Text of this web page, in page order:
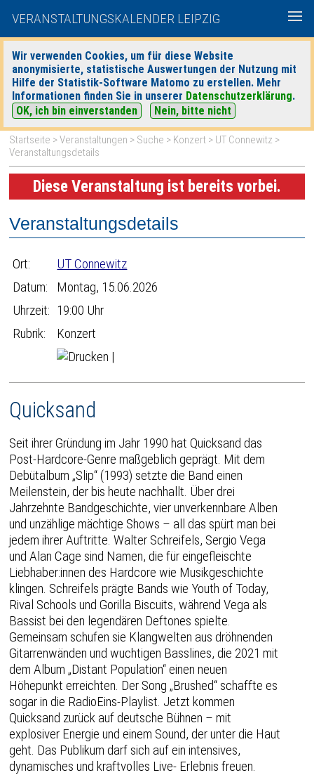
VERANSTALTUNGSKALENDER LEIPZIG
Wir verwenden Cookies, um für diese Website
anonymisierte, statistische Auswertungen der Nutzung mit
Hilfe der Statistik-Software Matomo zu erstellen. Mehr
Informationen finden Sie in unserer Datenschutzerklärung.
OK, ich bin einverstanden
Nein, bitte nicht
heute|morgen| Detaillierte Suche
Startseite >Veranstaltungen > Suche > Konzert > UT Connewitz >
Veranstaltungsdetails
Diese Veranstaltung ist bereits vorbei.
Veranstaltungsdetails
Ort:
UT Connewitz
Datum:
Montag, 15.06.2026
Uhrzeit: 19:00 Uhr
Rubrik:
Konzert
|
Quicksand
Seit ihrer Gründung im Jahr 1990 hat Quicksand das
Post-Hardcore-Genre maßgeblich geprägt. Mit dem
Debütalbum „Slip“ (1993) setzte die Band einen
Meilenstein, der bis heute nachhallt. Über drei
Jahrzehnte Bandgeschichte, vier unverkennbare Alben
und unzählige mächtige Shows – all das spürt man bei
jedem ihrer Auftritte. Walter Schreifels, Sergio Vega
und Alan Cage sind Namen, die für eingefleischte
Liebhaber:innen des Hardcore wie Musikgeschichte
klingen. Schreifels prägte Bands wie Youth of Today,
Rival Schools und Gorilla Biscuits, während Vega als
Bassist bei den legendären Deftones spielte.
Gemeinsam schufen sie Klangwelten aus dröhnenden
Gitarrenwänden und wuchtigen Basslines, die 2021 mit
dem Album „Distant Population“ einen neuen
Höhepunkt erreichten. Der Song „Brushed“ schaffte es
sogar in die RadioEins-Playlist. Jetzt kommen
Quicksand zurück auf deutsche Bühnen – mit
explosiver Energie und einem Sound, der unter die Haut
geht. Das Publikum darf sich auf ein intensives,
dynamisches und kraftvolles Live- Erlebnis freuen.